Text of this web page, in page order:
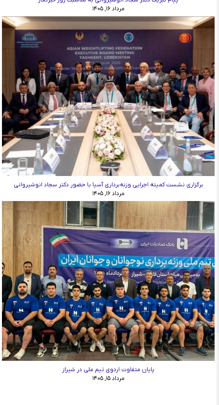
مرداد ۱۶, ۱۴۰۵
برگزاری نشست کمیته اجرایی وزنه‌برداری آسیا با حضور دکتر سجاد انوشیروانی
مرداد ۱۶, ۱۴۰۵
پایان متفاوت اردوی تیم ملی در شیراز
مرداد ۱۵, ۱۴۰۵